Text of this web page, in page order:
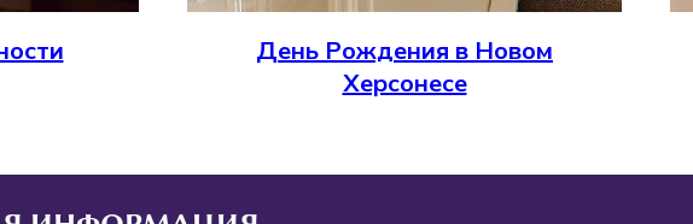
День Рождения в Новом
Херсонесе